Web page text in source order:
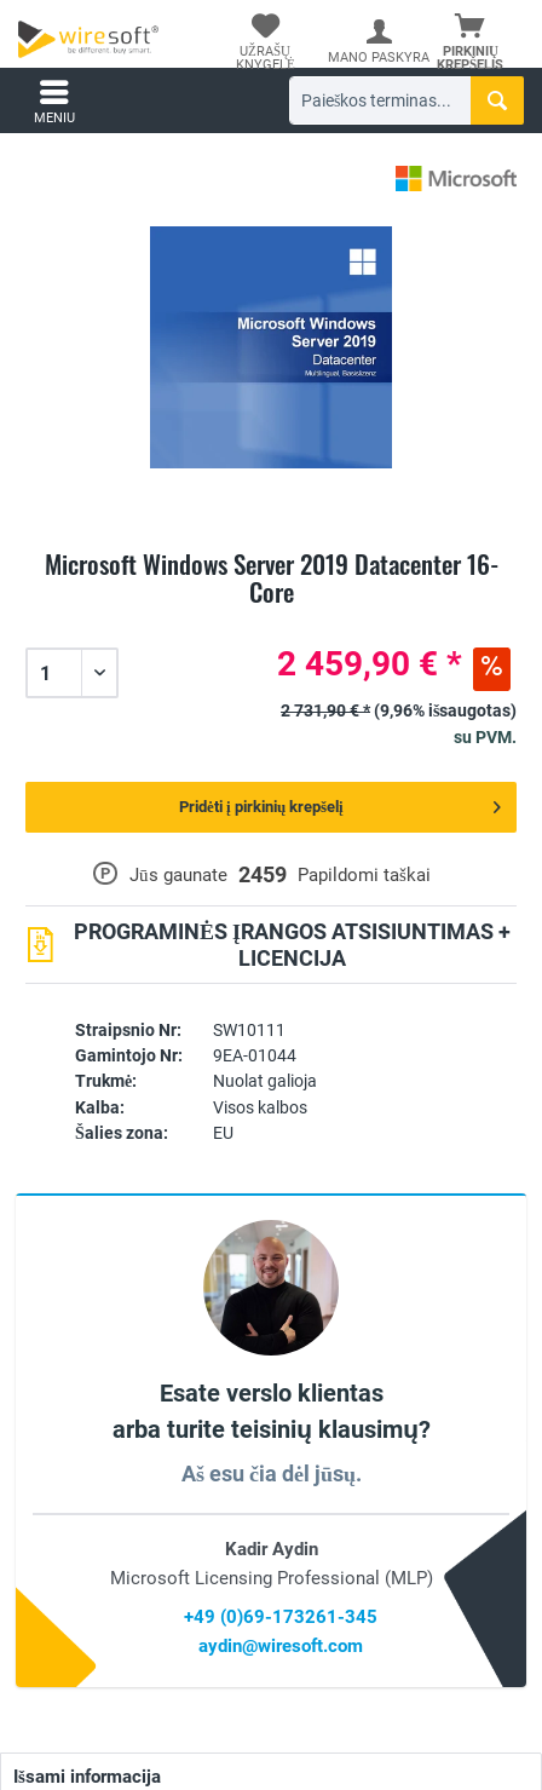
PIRKINIŲ
KREPŠELIS
UŽRAŠŲ
KNYGELĖ
MANO PASKYRA
MENIU
Microsoft Windows Server 2019 Datacenter 16-
Core
Straipsnio Nr:
SW10111
Gamintojo Nr:
9EA-01044
Trukmė:
Nuolat galioja
Kalba:
Visos kalbos
Šalies zona:
EU
P Jūs gaunate 2459 Papildomi taškai
PROGRAMINĖS ĮRANGOS ATSISIUNTIMAS +
LICENCIJA
2 459,90 € *
2 731,90 € *(9,96% išsaugotas)
su PVM.
Pridėti į pirkinių krepšelį
Esate verslo klientas
arba turite teisinių klausimų?
Aš esu čia dėl jūsų.
Kadir Aydin
Microsoft Licensing Professional (MLP)
+49 (0)69-173261-345
aydin@wiresoft.com
Išsami informacija